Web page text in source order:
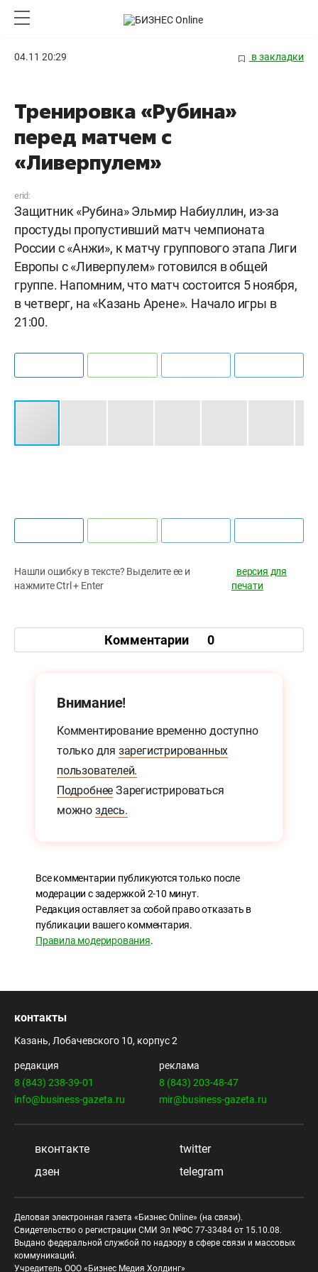
04.11 20:29 в закладки
Тренировка «Рубина»
перед матчем с
«Ливерпулем»
erid:
Защитник «Рубина» Эльмир Набиуллин, из-за
простуды пропустивший матч чемпионата
России с «Анжи», к матчу группового этапа Лиги
Европы с «Ливерпулем» готовился в общей
группе. Напомним, что матч состоится 5 ноября,
в четверг, на «Казань Арене». Начало игры в
21:00.
Нашли ошибку в тексте? Выделите ее и
нажмите Ctrl + Enter
версия для
печати
Комментарии 0
Внимание!
Комментирование временно доступно
только для зарегистрированных
пользователей.
Подробнее Зарегистрироваться
можно здесь.
Все комментарии публикуются только после
модерации с задержкой 2-10 минут.
Редакция оставляет за собой право отказать в
публикации вашего комментария.
Правила модерирования.
контакты
Казань, Лобачевского 10, корпус 2
редакция
8 (843) 238-39-01
info@business-gazeta.ru
реклама
8 (843) 203-48-47
mir@business-gazeta.ru
вконтакте
twitter
дзен
telegram
Деловая электронная газета «Бизнес Online» (на связи).
Свидетельство о регистрации СМИ Эл №ФС 77-33484 от 15.10.08.
Выдано федеральной службой по надзору в сфере связи и массовых
коммуникаций.
Учредитель ООО «Бизнес Медия Холдинг»